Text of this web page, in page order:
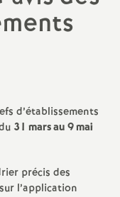
a
i
o
n
d’établissements
31 mars au 9 mai
précis des
l’application